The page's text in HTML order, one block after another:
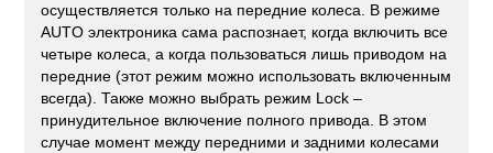
осуществляется только на передние колеса. В режиме
AUTO электроника сама распознает, когда включить все
четыре колеса, а когда пользоваться лишь приводом на
передние (этот режим можно использовать включенным
всегда). Также можно выбрать режим Lock –
принудительное включение полного привода. В этом
случае момент между передними и задними колесами